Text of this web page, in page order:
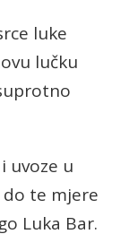
luke
lučku
uvoze u
do te mjere
Luka Bar.